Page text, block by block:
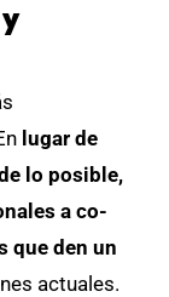
lugar de
lo posible,
a co-
que den un
actuales.